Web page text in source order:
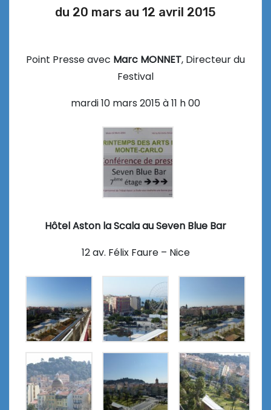
du 20 mars au 12 avril 2015
Point Presse avec Marc MONNET, Directeur du
Festival
mardi 10 mars 2015 à 11 h 00
Hôtel Aston la Scala au Seven Blue Bar
12 av. Félix Faure – Nice